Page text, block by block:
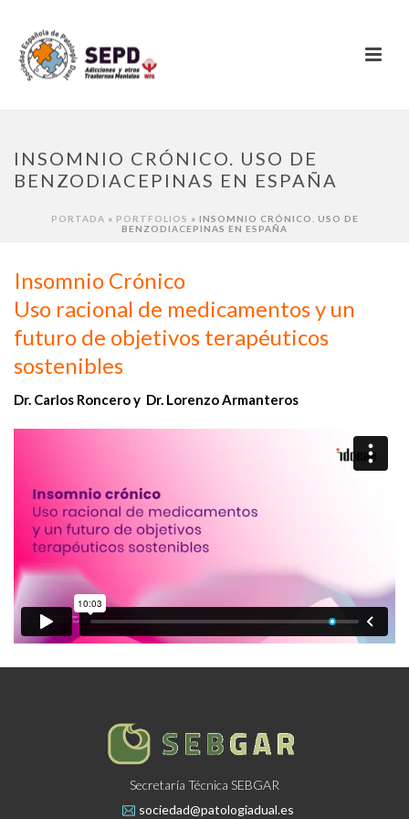
INSOMNIO CRÓNICO. USO DE
BENZODIACEPINAS EN ESPAÑA
PORTADA » PORTFOLIOS » INSOMNIO CRÓNICO. USO DE
BENZODIACEPINAS EN ESPAÑA
Insomnio Crónico
Uso racional de medicamentos y un
futuro de objetivos terapéuticos
sostenibles
Dr. Carlos Roncero y Dr. Lorenzo Armanteros
Secretaría Técnica SEBGAR
sociedad@patologiadual.es